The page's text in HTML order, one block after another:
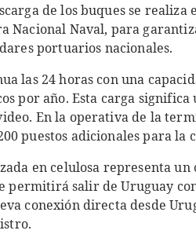
de los buques se
Nacional Naval, para
portuarios nacionales.
las 24 horas con una
por año. Esta carga
En la operativa de la
puestos adicionales para la
en celulosa representa
permitirá salir de Uruguay
conexión directa desde